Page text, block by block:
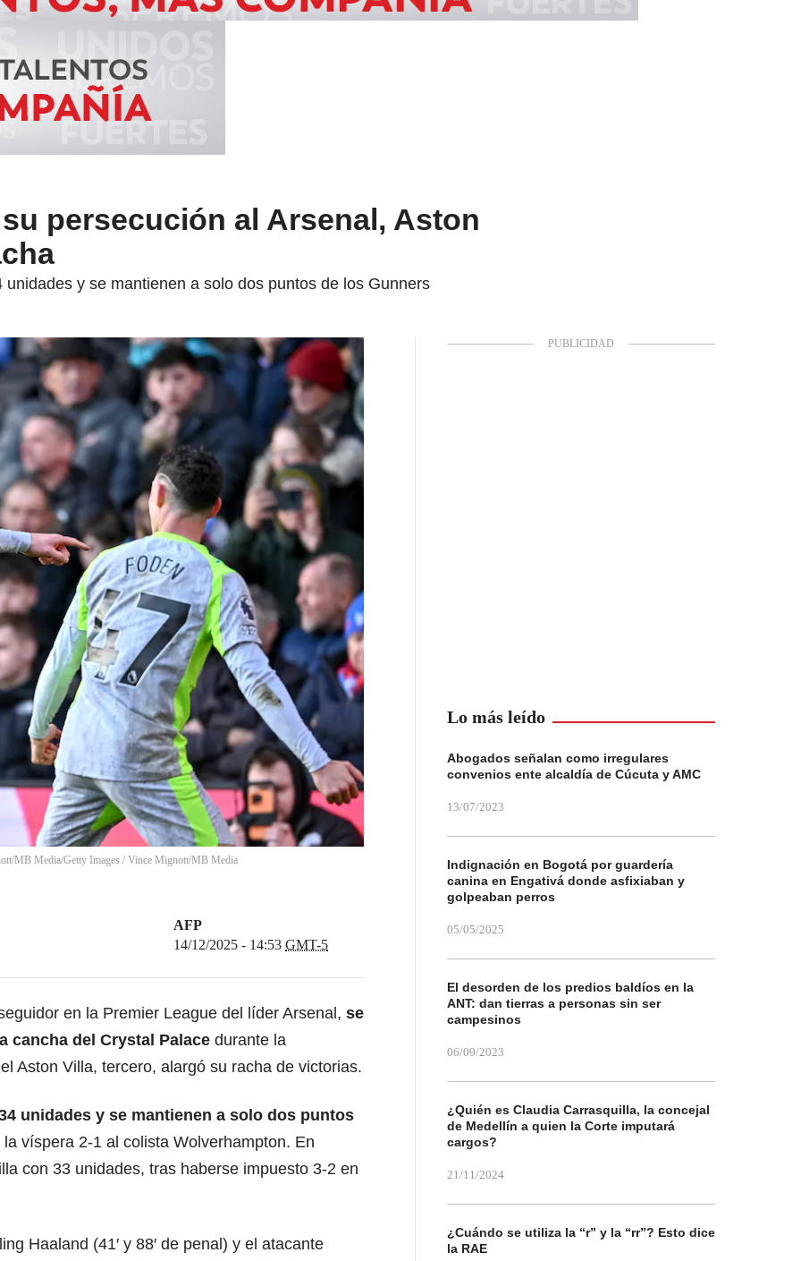
persecución al Arsenal, Aston
y se mantienen a solo dos puntos de los Gunners
MB Media/Getty Images / Vince Mignott/MB Media
AFP
14/12/2025 - 14:53 GMT-5
en la Premier League del líder Arsenal, se
cancha del Crystal Palace durante la
Aston Villa, tercero, alargó su racha de victorias.
unidades y se mantienen a solo dos puntos
víspera 2-1 al colista Wolverhampton. En
con 33 unidades, tras haberse impuesto 3-2 en
Haaland (41′ y 88′ de penal) y el atacante
Lo más leído
Abogados señalan como irregulares
convenios ente alcaldía de Cúcuta y AMC
13/07/2023
Indignación en Bogotá por guardería
canina en Engativá donde asfixiaban y
golpeaban perros
05/05/2025
El desorden de los predios baldíos en la
ANT: dan tierras a personas sin ser
campesinos
06/09/2023
¿Quién es Claudia Carrasquilla, la concejal
de Medellín a quien la Corte imputará
cargos?
21/11/2024
¿Cuándo se utiliza la “r” y la “rr”? Esto dice
la RAE